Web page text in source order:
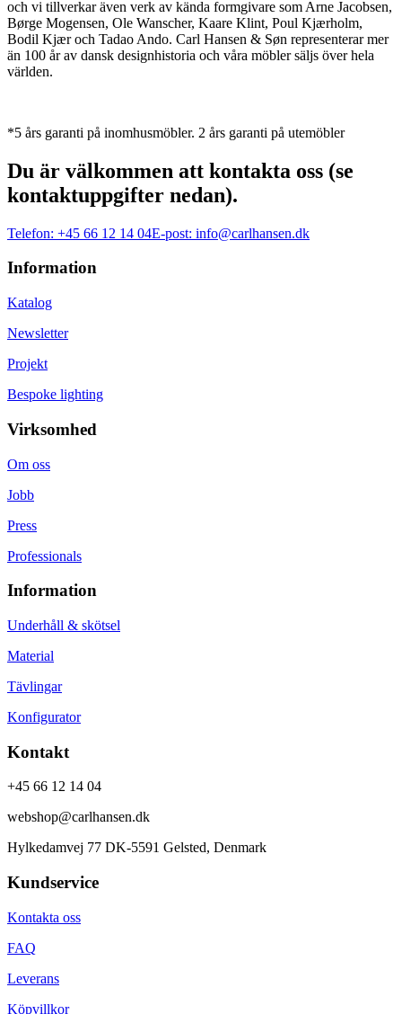
och vi tillverkar även verk av kända formgivare som Arne Jacobsen,
Børge Mogensen, Ole Wanscher, Kaare Klint, Poul Kjærholm,
Bodil Kjær och Tadao Ando. Carl Hansen & Søn representerar mer
än 100 år av dansk designhistoria och våra möbler säljs över hela
världen.
*5 års garanti på inomhusmöbler. 2 års garanti på utemöbler
Du är välkommen att kontakta oss (se
kontaktuppgifter nedan).
Telefon: +45 66 12 14 04E-post: info@carlhansen.dk
Information
Katalog
Newsletter
Projekt
Bespoke lighting
Virksomhed
Om oss
Jobb
Press
Professionals
Information
Underhåll & skötsel
Material
Tävlingar
Konfigurator
Kontakt
+45 66 12 14 04
webshop@carlhansen.dk
Hylkedamvej 77 DK-5591 Gelsted, Denmark
Kundservice
Kontakta oss
FAQ
Leverans
Köpvillkor